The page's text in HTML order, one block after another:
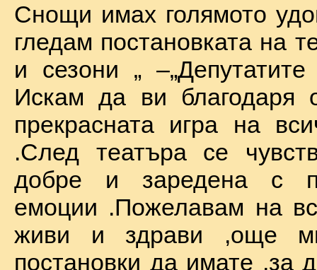
Снощи имах голямото
гледам постановката на
и сезони „
Искам да ви благодаря
прекрасната игра на
.След театъра се
добре и заредена с
емоции .Пожелавам на
живи и здрави ,още
постановки да имате ,за